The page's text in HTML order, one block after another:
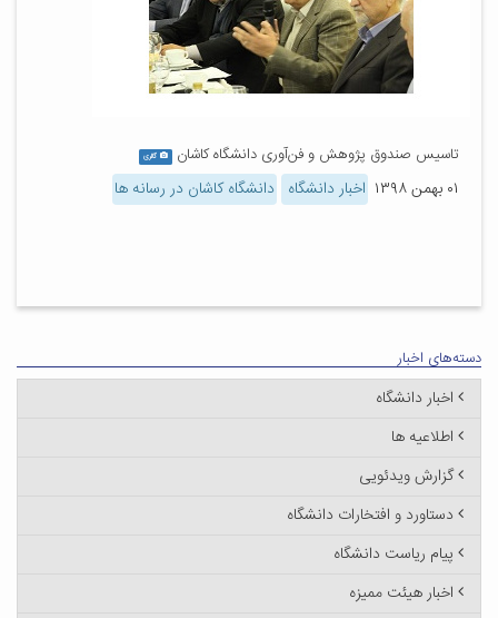
تاسیس صندوق پژوهش و فن‌آوری دانشگاه کاشان گالری
۰۱ بهمن ۱۳۹۸ اخبار دانشگاه دانشگاه کاشان در رسانه ها
دسته‌های اخبار
اخبار دانشگاه
اطلاعیه ها
گزارش ویدئویی
دستاورد و افتخارات دانشگاه
پیام ریاست دانشگاه
اخبار هیئت ممیزه